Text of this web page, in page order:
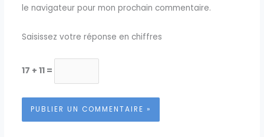
le navigateur pour mon prochain commentaire.
Saisissez votre réponse en chiffres
17 + 11 =